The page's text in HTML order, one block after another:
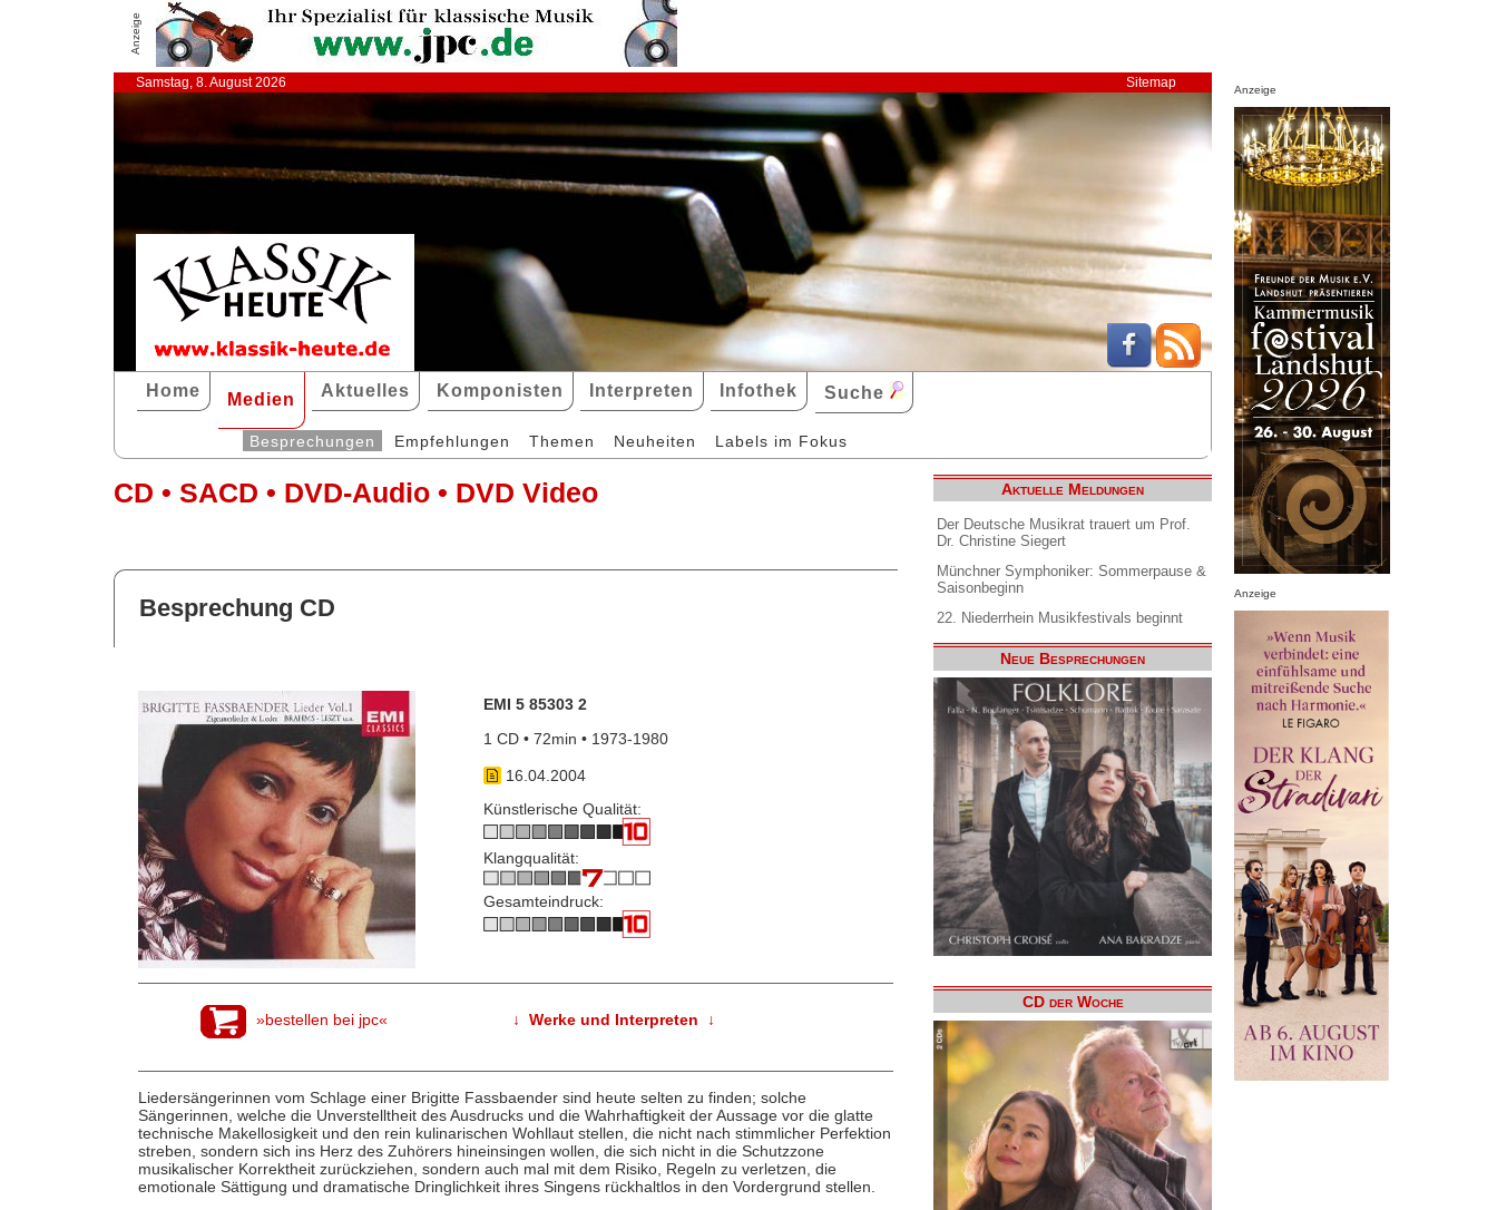
Anzeige
Samstag, 8. August 2026 Sitemap
Home Medien Aktuelles Komponisten Interpreten Infothek Suche
Besprechungen Empfehlungen Themen Neuheiten Labels im Fokus
CD • SACD • DVD-Audio • DVD Video
Besprechung CD
EMI 5 85303 2
1 CD • 72min • 1973-1980
16.04.2004
Künstlerische Qualität:
Klangqualität:
Gesamteindruck:
»bestellen bei jpc« ↓ Werke und Interpreten ↓
Liedersängerinnen vom Schlage einer Brigitte Fassbaender sind heute selten zu finden; solche
Sängerinnen, welche die Unverstelltheit des Ausdrucks und die Wahrhaftigkeit der Aussage vor die glatte
technische Makellosigkeit und den rein kulinarischen Wohllaut stellen, die nicht nach stimmlicher Perfektion
streben, sondern sich ins Herz des Zuhörers hineinsingen wollen, die sich nicht in die Schutzzone
musikalischer Korrektheit zurückziehen, sondern auch mal mit dem Risiko, Regeln zu verletzen, die
emotionale Sättigung und dramatische Dringlichkeit ihres Singens rückhaltlos in den Vordergrund stellen.
Aktuelle Meldungen
Der Deutsche Musikrat trauert um Prof.
Dr. Christine Siegert
Münchner Symphoniker: Sommerpause &
Saisonbeginn
22. Niederrhein Musikfestivals beginnt
Neue Besprechungen
CD der Woche
Anzeige
Anzeige